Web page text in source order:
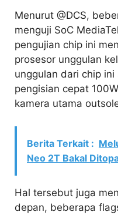
Menurut @DCS,
menguji SoC
pengujian chip ini
prosesor unggulan
unggulan dari chip
pengisian cepat
kamera utama
Berita Terkait :
Neo 2T Bakal
Hal tersebut juga
depan, beberapa